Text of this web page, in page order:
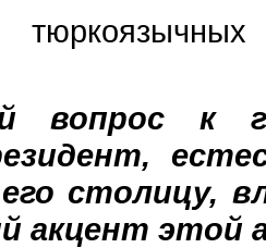
вопрос к
столицу,
акцент этой